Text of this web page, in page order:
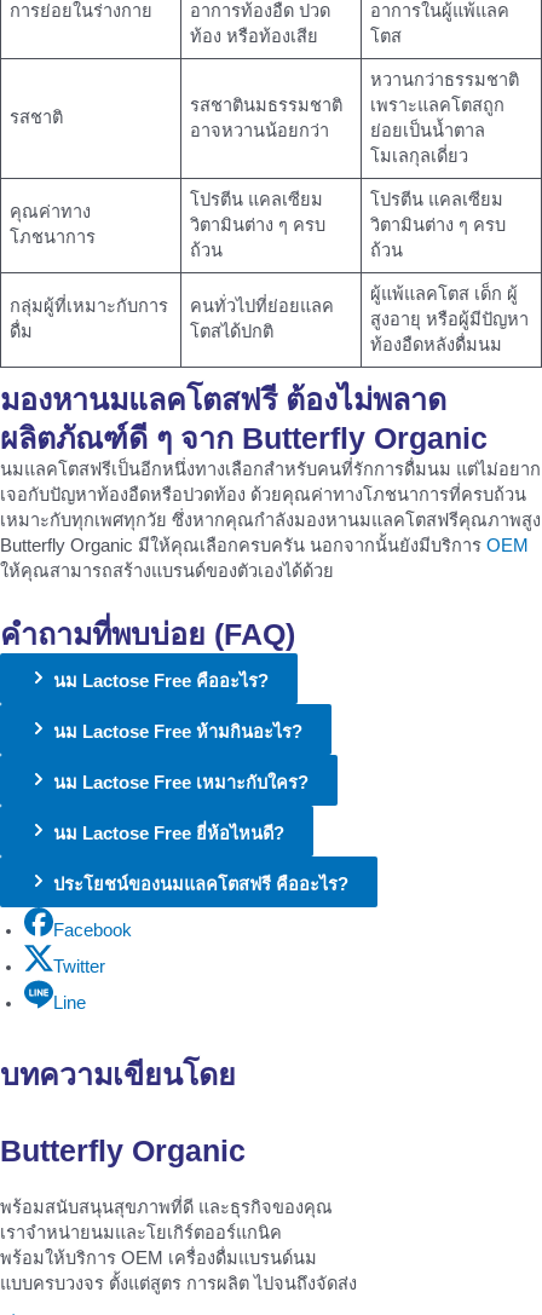
การย่อยในร่างกาย
อาการท้องอืด ปวด
ท้อง หรือท้องเสีย
อาการในผู้แพ้แลค
โตส
รสชาติ
รสชาตินมธรรมชาติ
อาจหวานน้อยกว่า
หวานกว่าธรรมชาติ
เพราะแลคโตสถูก
ย่อยเป็นน้ำตาล
โมเลกุลเดี่ยว
คุณค่าทาง
โภชนาการ
โปรตีน แคลเซียม
วิตามินต่าง ๆ ครบ
ถ้วน
โปรตีน แคลเซียม
วิตามินต่าง ๆ ครบ
ถ้วน
กลุ่มผู้ที่เหมาะกับการ
ดื่ม
คนทั่วไปที่ย่อยแลค
โตสได้ปกติ
ผู้แพ้แลคโตส เด็ก ผู้
สูงอายุ หรือผู้มีปัญหา
ท้องอืดหลังดื่มนม
มองหานมแลคโตสฟรี ต้องไม่พลาด
ผลิตภัณฑ์ดี ๆ จาก Butterfly Organic
นมแลคโตสฟรีเป็นอีกหนึ่งทางเลือกสำหรับคนที่รักการดื่มนม แต่ไม่อยาก
เจอกับปัญหาท้องอืดหรือปวดท้อง ด้วยคุณค่าทางโภชนาการที่ครบถ้วน
เหมาะกับทุกเพศทุกวัย ซึ่งหากคุณกำลังมองหานมแลคโตสฟรีคุณภาพสูง
Butterfly Organic มีให้คุณเลือกครบครัน นอกจากนั้นยังมีบริการ OEM
ให้คุณสามารถสร้างแบรนด์ของตัวเองได้ด้วย
คำถามที่พบบ่อย (FAQ)
นม Lactose Free คืออะไร?
นม Lactose Free ห้ามกินอะไร?
นม Lactose Free เหมาะกับใคร?
นม Lactose Free ยี่ห้อไหนดี?
ประโยชน์ของนมแลคโตสฟรี คืออะไร?
Facebook
Twitter
Line
บทความเขียนโดย
Butterfly Organic
พร้อมสนับสนุนสุขภาพที่ดี และธุรกิจของคุณ
เราจำหน่ายนมและโยเกิร์ตออร์แกนิค
พร้อมให้บริการ OEM เครื่องดื่มแบรนด์นม
แบบครบวงจร ตั้งแต่สูตร การผลิต ไปจนถึงจัดส่ง